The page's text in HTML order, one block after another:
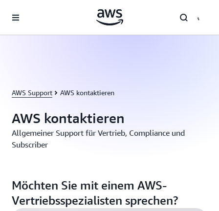
Überspringen zum Hauptinhalt
AWS Support AWS kontaktieren
AWS kontaktieren
Allgemeiner Support für Vertrieb, Compliance und
Subscriber
Möchten Sie mit einem AWS-
Vertriebsspezialisten sprechen?